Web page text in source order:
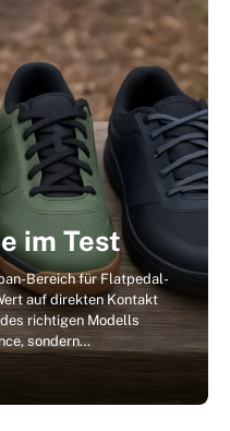
im Test
Bereich für Flatpedal-
auf direkten Kontakt
richtigen Modells
sondern…